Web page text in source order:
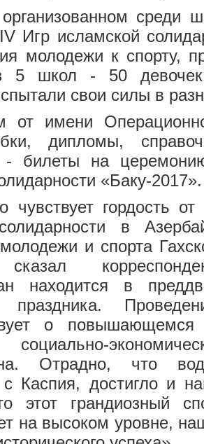
среди
Игр исламской
молодежи к спорту,
5 школ - 50
свои силы в
от имени
дипломы,
- билеты на
«Баку-2017».
чувствует гордость
в
и спорта
сказал
находится в
праздника.
о повышающемся
Отрадно, что
Каспия, достигло и
этот грандиозный
на высоком уровне,